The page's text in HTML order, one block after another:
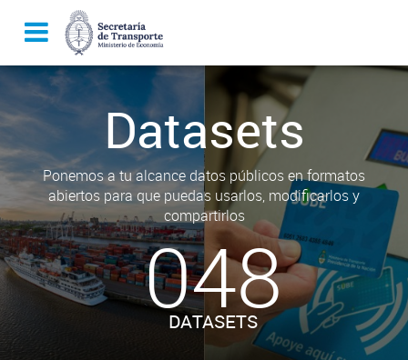
Datasets
Ponemos a tu alcance datos públicos en formatos
abiertos para que puedas usarlos, modificarlos y
compartirlos
048
DATASETS